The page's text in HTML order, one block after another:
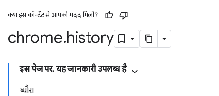
क्या इस कॉन्टेंट से आपको मदद मिली?
chrome.history
इस पेज पर, यह जानकारी उपलब्ध है
ब्यौरा